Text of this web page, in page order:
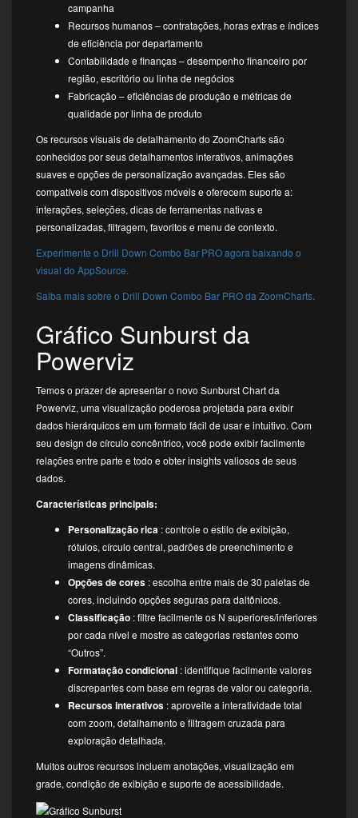
campanha
Recursos humanos – contratações, horas extras e índices
de eficiência por departamento
Contabilidade e finanças – desempenho financeiro por
região, escritório ou linha de negócios
Fabricação – eficiências de produção e métricas de
qualidade por linha de produto
Os recursos visuais de detalhamento do ZoomCharts são
conhecidos por seus detalhamentos interativos, animações
suaves e opções de personalização avançadas. Eles são
compatíveis com dispositivos móveis e oferecem suporte a:
interações, seleções, dicas de ferramentas nativas e
personalizadas, filtragem, favoritos e menu de contexto.
Experimente o Drill Down Combo Bar PRO agora baixando o
visual do AppSource.
Saiba mais sobre o Drill Down Combo Bar PRO da ZoomCharts.
Gráfico Sunburst da
Powerviz
Temos o prazer de apresentar o novo Sunburst Chart da
Powerviz, uma visualização poderosa projetada para exibir
dados hierárquicos em um formato fácil de usar e intuitivo. Com
seu design de círculo concêntrico, você pode exibir facilmente
relações entre parte e todo e obter insights valiosos de seus
dados.
Características principais:
Personalização rica : controle o estilo de exibição,
rótulos, círculo central, padrões de preenchimento e
imagens dinâmicas.
Opções de cores : escolha entre mais de 30 paletas de
cores, incluindo opções seguras para daltônicos.
Classificação : filtre facilmente os N superiores/inferiores
por cada nível e mostre as categorias restantes como
“Outros”.
Formatação condicional : identifique facilmente valores
discrepantes com base em regras de valor ou categoria.
Recursos interativos : aproveite a interatividade total
com zoom, detalhamento e filtragem cruzada para
exploração detalhada.
Muitos outros recursos incluem anotações, visualização em
grade, condição de exibição e suporte de acessibilidade.